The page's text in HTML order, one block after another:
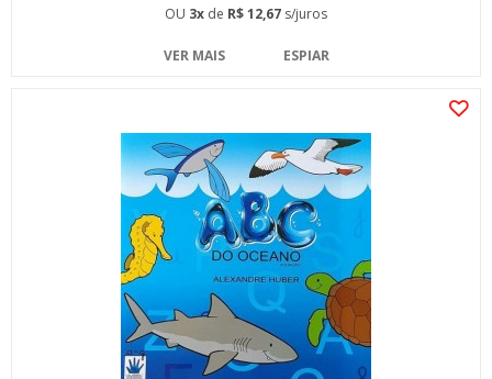
OU 3x de R$ 12,67 s/juros
VER MAIS ESPIAR